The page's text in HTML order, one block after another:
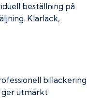
beställning på
Klarlack,
billackering
ger utmärkt